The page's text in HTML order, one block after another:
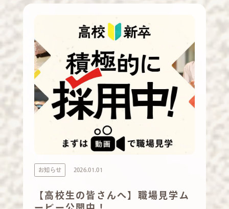
お知らせ 2026.01.01
【高校生の皆さんへ】職場見学ム